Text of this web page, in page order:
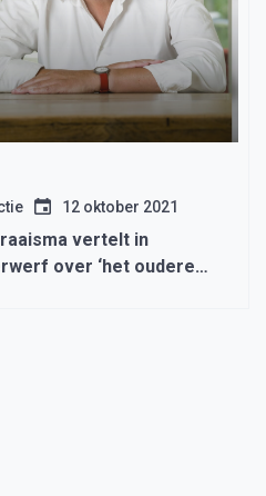
12 oktober 2021
vertelt in
over ‘het oudere